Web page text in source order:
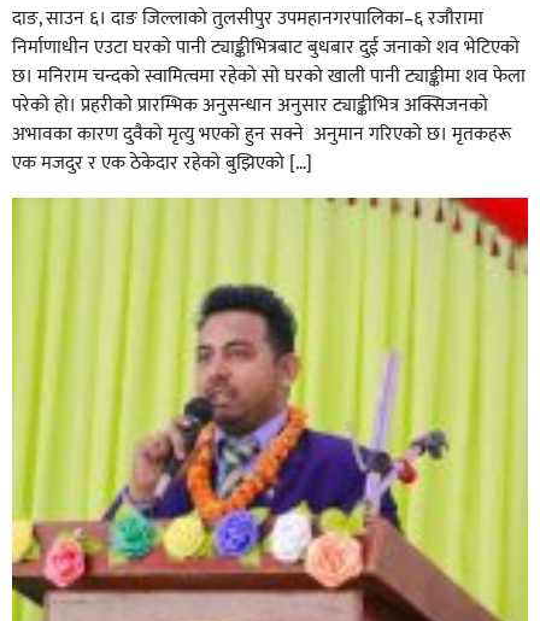
दाङ, साउन ६। दाङ जिल्लाको तुलसीपुर उपमहानगरपालिका–६ रजौरामा
निर्माणाधीन एउटा घरको पानी ट्याङ्कीभित्रबाट बुधबार दुई जनाको शव भेटिएको
छ। मनिराम चन्दको स्वामित्वमा रहेको सो घरको खाली पानी ट्याङ्कीमा शव फेला
परेको हो। प्रहरीकाे प्रारम्भिक अनुसन्धान अनुसार ट्याङ्कीभित्र अक्सिजनको
अभावका कारण दुवैको मृत्यु भएको हुन सक्ने अनुमान गरिएको छ। मृतकहरू
एक मजदुर र एक ठेकेदार रहेको बुझिएको […]